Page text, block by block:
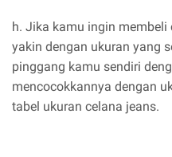
h. Jika kamu ingin
yakin dengan ukuran yang
pinggang kamu sendiri
mencocokkannya dengan
tabel ukuran celana jeans.